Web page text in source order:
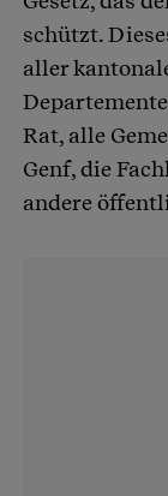
schützt.
aller
Rat, alle
Genf, die
andere